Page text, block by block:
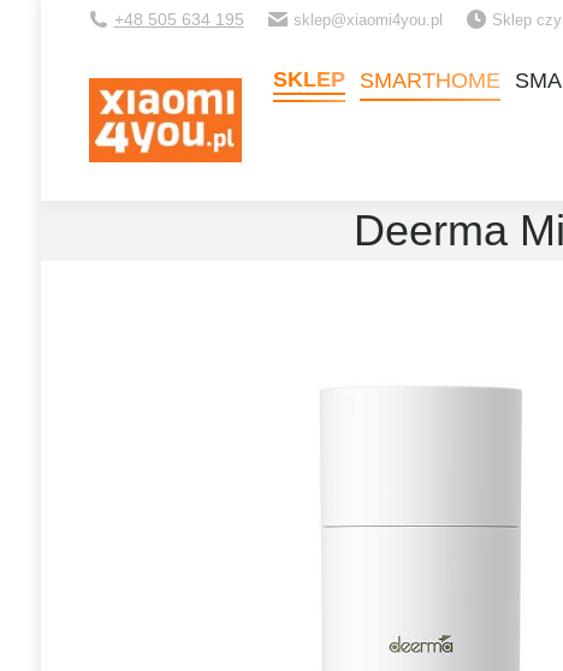
+48 505 634 195 sklep@xiaomi4you.pl Sklep
SKLEP SMARTHOME
Deerma